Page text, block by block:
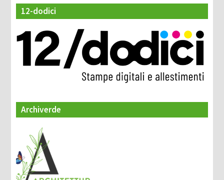
12-dodici
Archiverde